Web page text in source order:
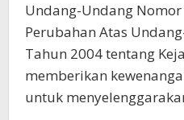
Undang-Undang
Perubahan Atas
Tahun 2004 tentang
memberikan
untuk